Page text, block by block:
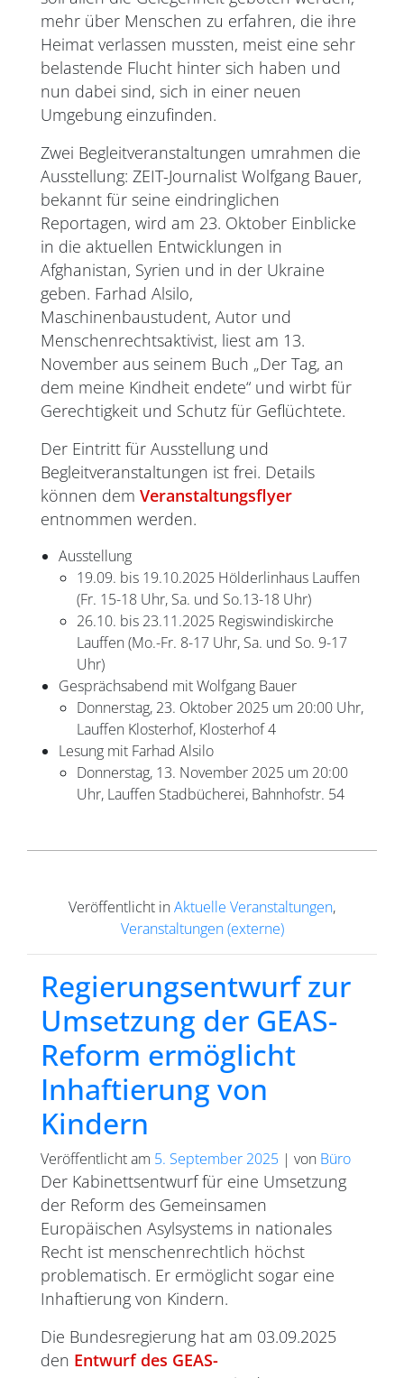
mehr über Menschen zu erfahren, die ihre
Heimat verlassen mussten, meist eine sehr
belastende Flucht hinter sich haben und
nun dabei sind, sich in einer neuen
Umgebung einzufinden.
Zwei Begleitveranstaltungen umrahmen die
Ausstellung: ZEIT-Journalist Wolfgang Bauer,
bekannt für seine eindringlichen
Reportagen, wird am 23. Oktober Einblicke
in die aktuellen Entwicklungen in
Afghanistan, Syrien und in der Ukraine
geben. Farhad Alsilo,
Maschinenbaustudent, Autor und
Menschenrechtsaktivist, liest am 13.
November aus seinem Buch „Der Tag, an
dem meine Kindheit endete“ und wirbt für
Gerechtigkeit und Schutz für Geflüchtete.
Der Eintritt für Ausstellung und
Begleitveranstaltungen ist frei. Details
können dem Veranstaltungsflyer
entnommen werden.
Ausstellung
19.09. bis 19.10.2025 Hölderlinhaus Lauffen
(Fr. 15-18 Uhr, Sa. und So.13-18 Uhr)
26.10. bis 23.11.2025 Regiswindiskirche
Lauffen (Mo.-Fr. 8-17 Uhr, Sa. und So. 9-17
Uhr)
Gesprächsabend mit Wolfgang Bauer
Donnerstag, 23. Oktober 2025 um 20:00 Uhr,
Lauffen Klosterhof, Klosterhof 4
Lesung mit Farhad Alsilo
Donnerstag, 13. November 2025 um 20:00
Uhr, Lauffen Stadbücherei, Bahnhofstr. 54
Veröffentlicht inAktuelle Veranstaltungen,
Veranstaltungen (externe)
Regierungsentwurf zur
Umsetzung der GEAS-
Reform ermöglicht
Inhaftierung von
Kindern
Veröffentlicht am 5. September 2025 | von Büro
Der Kabinettsentwurf für eine Umsetzung
der Reform des Gemeinsamen
Europäischen Asylsystems in nationales
Recht ist menschenrechtlich höchst
problematisch. Er ermöglicht sogar eine
Inhaftierung von Kindern.
Die Bundesregierung hat am 03.09.2025
den Entwurf des GEAS-